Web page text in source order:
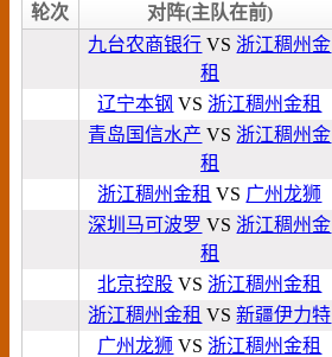
轮次 对阵(主队在前)
九台农商银行 VS 浙江稠州金
租
辽宁本钢 VS 浙江稠州金租
青岛国信水产 VS 浙江稠州金
租
浙江稠州金租 VS 广州龙狮
深圳马可波罗 VS 浙江稠州金
租
北京控股 VS 浙江稠州金租
浙江稠州金租 VS新疆伊力特
广州龙狮 VS 浙江稠州金租